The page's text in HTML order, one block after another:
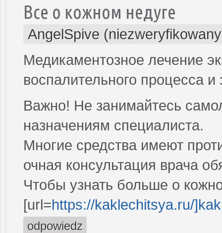
Все о кожном недуге
AngelSpive
Медикаментозное лечение
воспалительного процесса и
Важно! Не занимайтесь
назначениям специалиста.
Многие средства имеют
очная консультация врача
Чтобы узнать больше о
[url=https://kaklechitsya.ru/
odpowiedz